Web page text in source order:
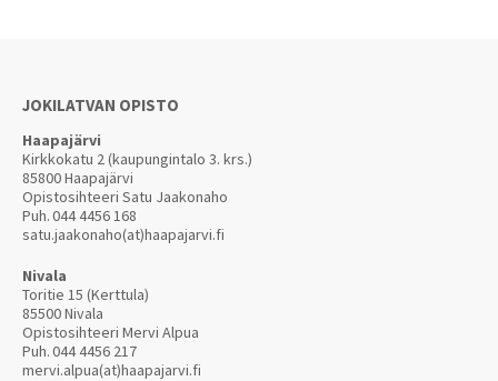
JOKILATVAN OPISTO
Haapajärvi
Kirkkokatu 2 (kaupungintalo 3. krs.)
85800 Haapajärvi
Opistosihteeri Satu Jaakonaho
Puh.044 4456 168
satu.jaakonaho(at)haapajarvi.fi
Nivala
Toritie 15 (Kerttula)
85500 Nivala
Opistosihteeri Mervi Alpua
Puh.044 4456 217
mervi.alpua(at)haapajarvi.fi